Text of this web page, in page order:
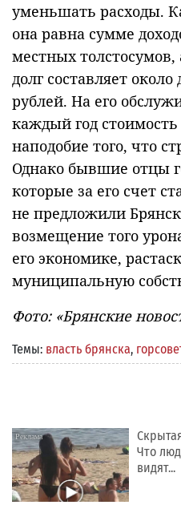
уменьшать расходы.
она равна сумме
местных
долг составляет
рублей. На его
каждый год стоимость
наподобие того, что
Однако бывшие отцы
которые за его счет
не предложили
возмещение того
его экономике,
муниципальную
Фото: «Брянские
Темы: власть брянска,
Что
видят...